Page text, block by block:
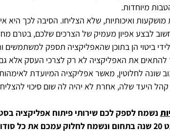
מיוחדות.
ואיכותיות, שלא הצליחו. הסיבה לכך היא אי
לבצע אפיון מעמיק של הצרכים שלכם, בטרם
ביטוי הן בתוכן שהאפליקציה תספק למשתמשים
את האפליקציה לא רק לצרכי העסק אלא
שונה לחלוטין, מאשר אפליקציה המיועדת
היעד שלה, אחרת לא יהיה לה שום סיכוי
נשמח לספק לכם שירותי פיתוח אפליקציה
אנו מחזיקים בוותק וניסיון של כמעט 20 שנה בתחום ונשמח לחלוק
אפליקציות שיצאו
מכאן לשוק
אתם מוזמנים לראות